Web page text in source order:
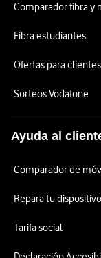
Comparador fibra y
Fibra estudiantes
Ofertas para clientes
Sorteos Vodafone
Ayuda al
Comparador de
Repara tu dispositivo
Tarifa social